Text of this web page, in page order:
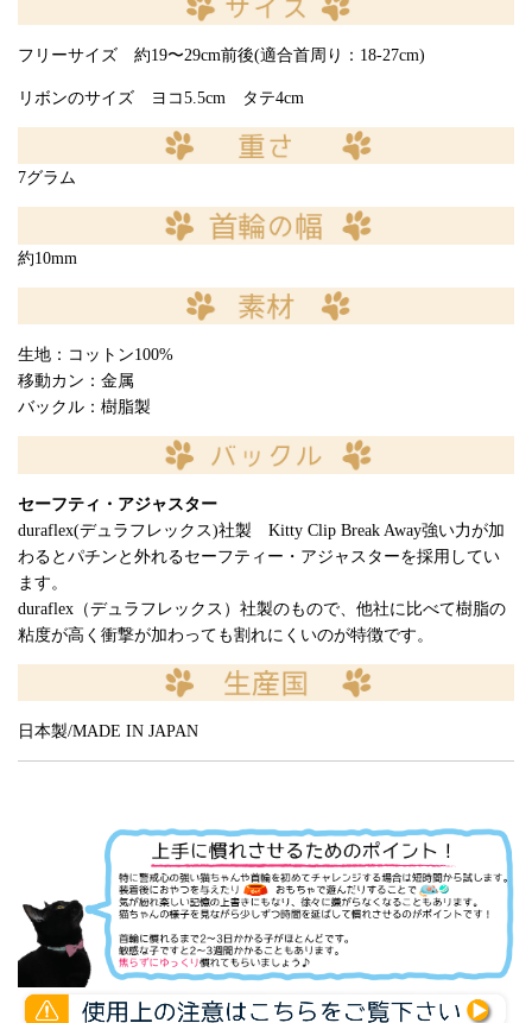
フリーサイズ 約19〜29cm前後(適合首周り：18-27cm)
リボンのサイズ ヨコ5.5cm タテ4cm
7グラム
約10mm
生地：コットン100%
移動カン：金属
バックル：樹脂製
セーフティ・アジャスター
duraflex(デュラフレックス)社製 Kitty Clip Break Away強い力が加
わるとパチンと外れるセーフティー・アジャスターを採用してい
ます。
duraflex（デュラフレックス）社製のもので、他社に比べて樹脂の
粘度が高く衝撃が加わっても割れにくいのが特徴です。
日本製/MADE IN JAPAN